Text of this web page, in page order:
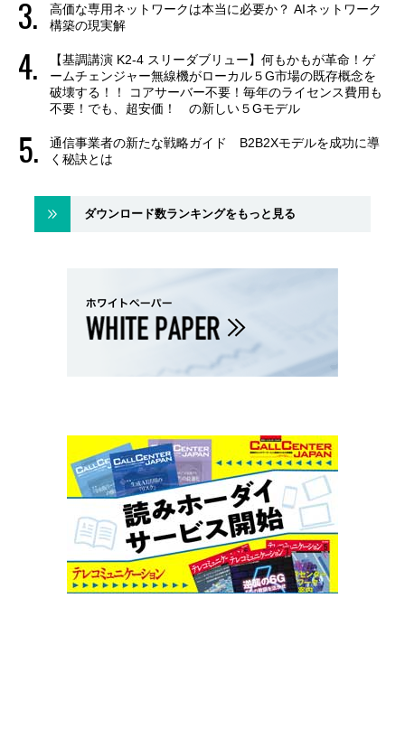
高価な専用ネットワークは本当に必要か？ AIネットワーク
構築の現実解
【基調講演 K2-4 スリーダブリュー】何もかもが革命！ゲ
ームチェンジャー無線機がローカル５G市場の既存概念を
破壊する！！ コアサーバー不要！毎年のライセンス費用も
不要！でも、超安価！ の新しい５Gモデル
通信事業者の新たな戦略ガイド B2B2Xモデルを成功に導
く秘訣とは
ダウンロード数ランキングをもっと見る